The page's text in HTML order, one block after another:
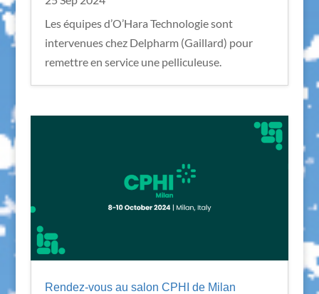
Les équipes d’O’Hara Technologie sont
intervenues chez Delpharm (Gaillard) pour
remettre en service une pelliculeuse.
Rendez-vous au salon CPHI de Milan